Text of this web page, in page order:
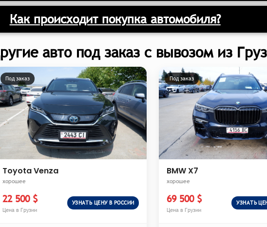
Как происходит покупка автомобиля?
авто под заказ с вывозом из
Под заказ
Toyota Venza
хорошее
22 500 $
Цена в Грузии
УЗНАТЬ ЦЕНУ В РОССИИ
Под заказ
BMW X7
хорошее
69 500 $
Цена в Грузии
УЗНАТЬ